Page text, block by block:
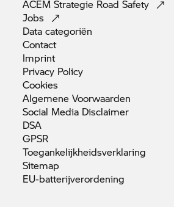
ACEM Strategie RoadSafety
Jobs
Datacategoriën
Contact
Imprint
Privacy Policy
Cookies
AlgemeneVoorwaarden
Social Media Disclaimer
DSA
GPSR
Toegankelijkheidsverklaring
Sitemap
EU-batterijverordening